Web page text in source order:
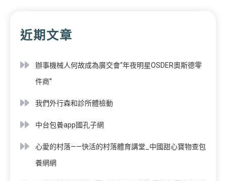
近期文章
辦事機械人何故成為廣交會“年夜明星OSDER奧斯德零
件商”
我們外行森和診所體檢動
中台包養app國孔子網
心愛的村落——快活的村落體育講堂_中國甜心寶物查包
養網網